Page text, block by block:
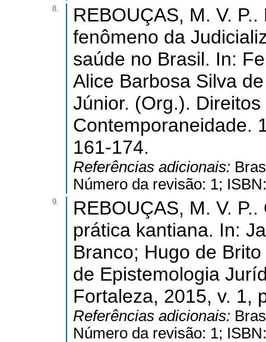
8.
REBOUÇAS, M. V.
fenômeno da
saúde no Brasil. In:
Alice Barbosa Silva
Júnior. (Org.).
Contemporaneidade.
161-174.
Referências adicionais:
Número da revisão: 1;
9.
REBOUÇAS, M. V.
prática kantiana. In:
Branco; Hugo de
de Epistemologia
Fortaleza, 2015, v. 1,
Referências adicionais:
Número da revisão: 1;